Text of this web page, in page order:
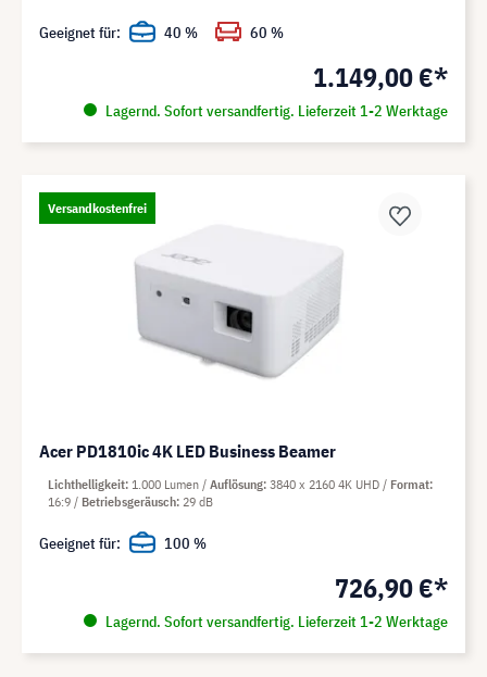
1.149,00 €*
Lagernd. Sofort versandfertig. Lieferzeit 1-2 Werktage
Geeignet für: 40 % 60 %
Versandkostenfrei
Acer PD1810ic 4K LED Business Beamer
726,90 €*
Lagernd. Sofort versandfertig. Lieferzeit 1-2 Werktage
Lichthelligkeit 1.000 Lumen Auflösung 3840 x 2160 4K UHD
Format
16:9
Betriebsgeräusch 29 dB
Geeignet für: 100 %